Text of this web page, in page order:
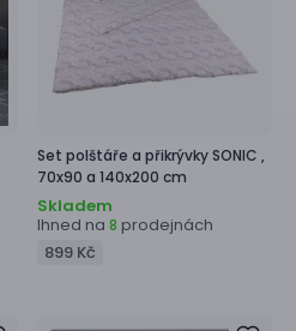
Set polštáře a přikrývkySONIC ,
70x90 a 140x200 cm
Skladem
Ihned na 8 prodejnách
899 Kč